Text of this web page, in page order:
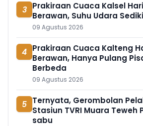
3 Prakiraan Cuaca Kalsel
Berawan, Suhu Udara
09 Agustus 2026
4 Prakiraan Cuaca Kalteng
Berawan, Hanya Pulang
Berbeda
09 Agustus 2026
5 Ternyata, Gerombolan
Stasiun TVRI Muara Teweh
sabu